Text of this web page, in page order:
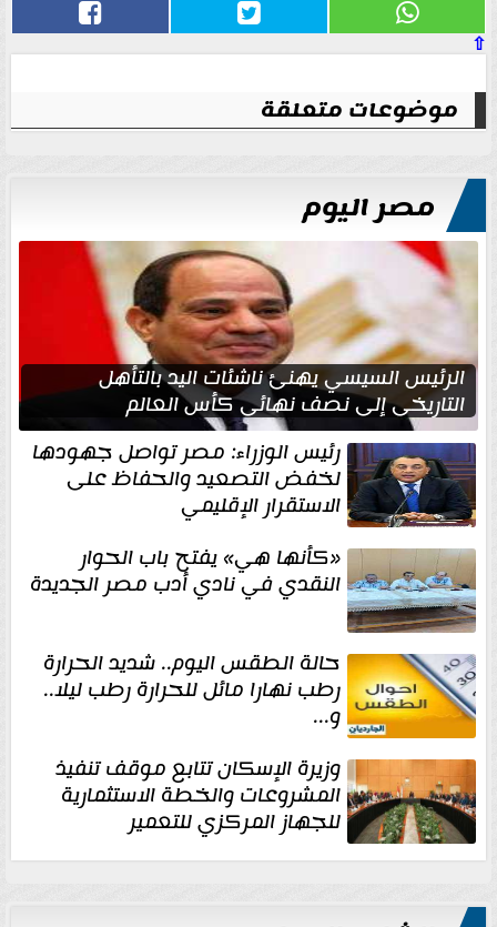
⇧
موضوعات متعلقة
مصر اليوم
الرئيس السيسي يهنئ ناشئات اليد بالتأهل
التاريخي إلى نصف نهائي كأس العالم
رئيس الوزراء: مصر تواصل جهودها
لخفض التصعيد والحفاظ على
الاستقرار الإقليمي
«كأنها هي» يفتح باب الحوار
النقدي في نادي أدب مصر الجديدة
حالة الطقس اليوم.. شديد الحرارة
رطب نهارا مائل للحرارة رطب ليلا..
و...
وزيرة الإسكان تتابع موقف تنفيذ
المشروعات والخطة الاستثمارية
للجهاز المركزي للتعمير